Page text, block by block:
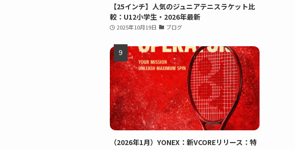
【25インチ】人気のジュニアテニスラケット比
較：U12小学生・2026年最新
2025年10月19日 ブログ
（2026年1月）YONEX：新VCOREリリース：特